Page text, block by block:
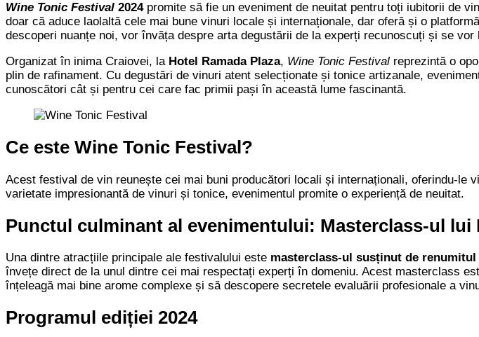
–
Cel
mai
mare
festival
și
degustare
Oltenia
Wine Tonic Festival 2024promite să fie un eveniment de neuitat pentru toți iubitorii de
doar că aduce laolaltă cele mai bune vinuri locale și internaționale, dar oferă și o
descoperi nuanțe noi, vor învăța despre arta degustării de la experți recunoscuți și se
Organizat în inima Craiovei, la Hotel Ramada Plaza, Wine Tonic Festival reprezintă o
plin de rafinament. Cu degustări de vinuri atent selecționate și tonice artizanale,
cunoscători cât și pentru cei care fac primii pași în această lume fascinantă.
Ce este Wine Tonic Festival?
Acest festival de vin reunește cei mai buni producători locali și internaționali, oferindu-le
varietate impresionantă de vinuri și tonice, evenimentul promite o experiență de neuitat.
Punctul culminant al evenimentului: Masterclass-ul lui
Una dintre atracțiile principale ale festivalului este masterclass-ul susținut de
învețe direct de la unul dintre cei mai respectați experți în domeniu. Acest masterclass
înțeleagă mai bine arome complexe și să descopere secretele evaluării profesionale a
Programul ediției 2024